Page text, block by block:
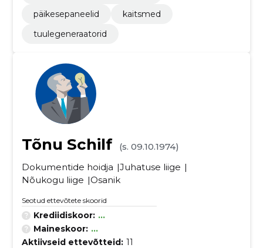
päikesepaneelid
kaitsmed
tuulegeneraatorid
Tõnu Schilf
(s. 09.10.1974)
Dokumentide hoidja
Juhatuse liige
Nõukogu liige
Osanik
Seotud ettevõtete skoorid
Krediidiskoor: ...
Maineskoor: ...
Aktiivseid ettevõtteid: 11